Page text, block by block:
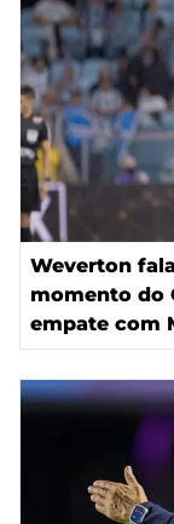
Weverton
momento do
empate com